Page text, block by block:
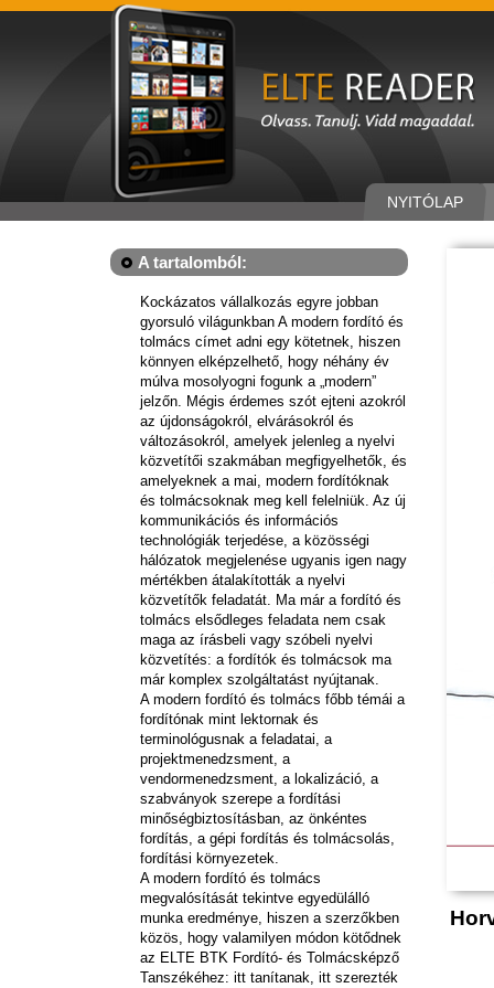
NYITÓLAP
A tartalomból:
Kockázatos vállalkozás egyre jobban
gyorsuló világunkban A modern fordító és
tolmács címet adni egy kötetnek, hiszen
könnyen elképzelhető, hogy néhány év
múlva mosolyogni fogunk a „modern”
jelzőn. Mégis érdemes szót ejteni azokról
az újdonságokról, elvárásokról és
változásokról, amelyek jelenleg a nyelvi
közvetítői szakmában megfigyelhetők, és
amelyeknek a mai, modern fordítóknak
és tolmácsoknak meg kell felelniük. Az új
kommunikációs és információs
technológiák terjedése, a közösségi
hálózatok megjelenése ugyanis igen nagy
mértékben átalakították a nyelvi
közvetítők feladatát. Ma már a fordító és
tolmács elsődleges feladata nem csak
maga az írásbeli vagy szóbeli nyelvi
közvetítés: a fordítók és tolmácsok ma
már komplex szolgáltatást nyújtanak.
A modern fordító és tolmács főbb témái a
fordítónak mint lektornak és
terminológusnak a feladatai, a
projektmenedzsment, a
vendormenedzsment, a lokalizáció, a
szabványok szerepe a fordítási
minőségbiztosításban, az önkéntes
fordítás, a gépi fordítás és tolmácsolás,
fordítási környezetek.
A modern fordító és tolmács
megvalósítását tekintve egyedülálló
munka eredménye, hiszen a szerzőkben
közös, hogy valamilyen módon kötődnek
az ELTE BTK Fordító- és Tolmácsképző
Tanszékéhez: itt tanítanak, itt szerezték